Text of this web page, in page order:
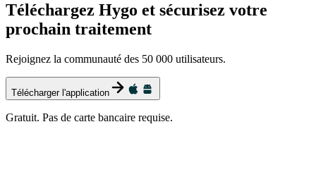
Téléchargez Hygo et sécurisez votre
prochain traitement
Rejoignez la communauté des 50 000 utilisateurs.
Télécharger l'application
Gratuit. Pas de carte bancaire requise.